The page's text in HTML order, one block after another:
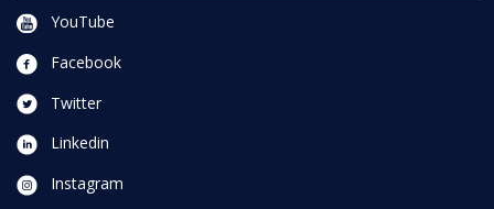
YouTube
Facebook
Twitter
Linkedin
Instagram